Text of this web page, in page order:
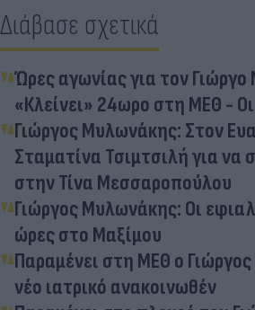
Διάβασε σχετικά
Ώρες αγωνίας για τον
«Κλείνει» 24ωρο στη ΜΕΘ -
Γιώργος Μυλωνάκης: Στον
Σταματίνα Τσιμτσιλή για να
στην Τίνα Μεσσαροπούλου
Γιώργος Μυλωνάκης: Οι
ώρες στο Μαξίμου
Παραμένει στη ΜΕΘ ο
νέο ιατρικό ανακοινωθέν